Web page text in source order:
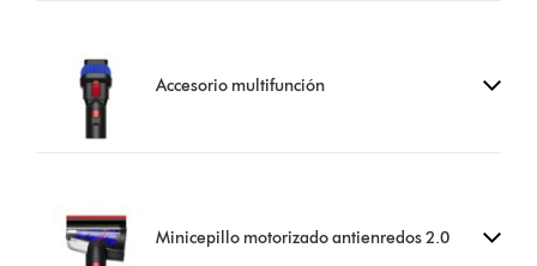
Accesorio multifunción
Minicepillo motorizado antienredos 2.0